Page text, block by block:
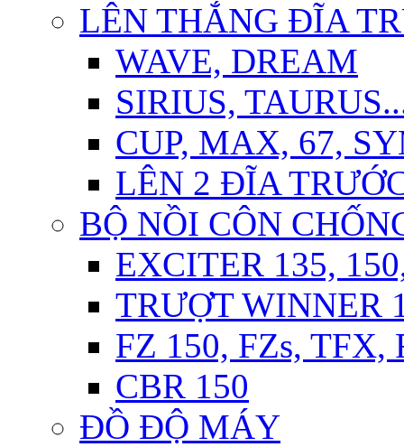
LÊN THẮNG ĐĨA
WAVE, DREAM
SIRIUS,
CUP, MAX, 67,
LÊN 2 ĐĨA
BỘ NỒI CÔN
EXCITER 135,
TRƯỢT WINNER
FZ 150, FZs, TFX,
CBR 150
ĐỒ ĐỘ MÁY